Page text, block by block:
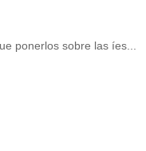
ponerlos sobre las íes...